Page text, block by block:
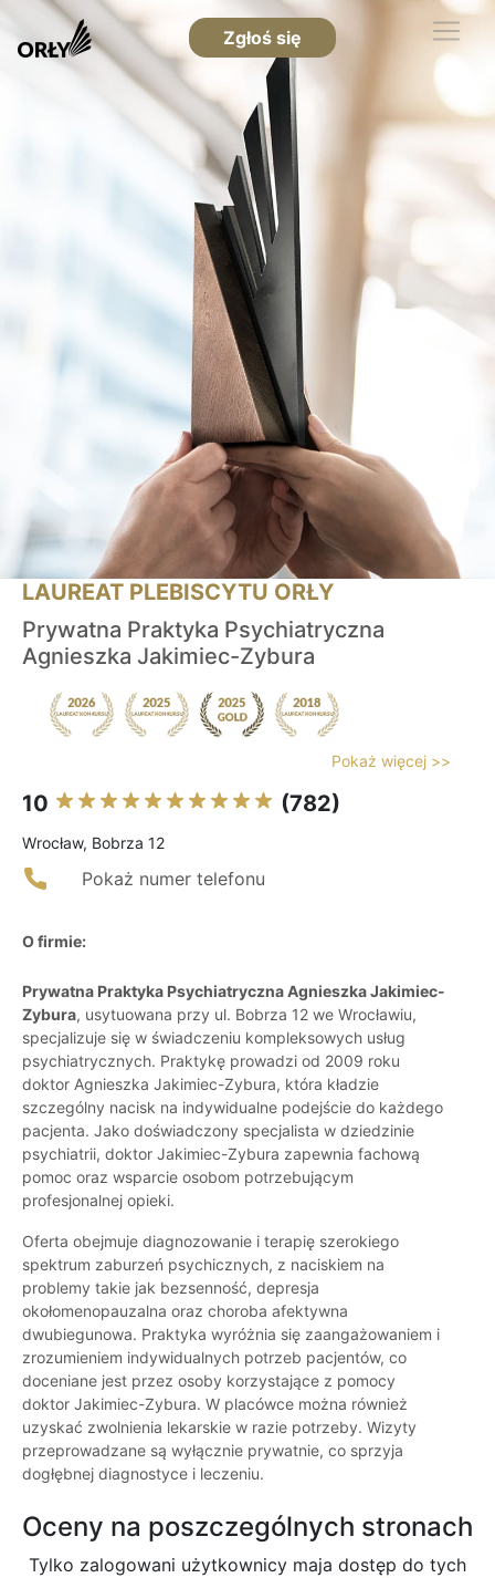
Zgłoś się
LAUREAT PLEBISCYTU ORŁY
Prywatna Praktyka Psychiatryczna
Agnieszka Jakimiec-Zybura
Pokaż więcej >>
10 (782)
Wrocław, Bobrza 12
Pokaż numer telefonu
O firmie:
Prywatna Praktyka Psychiatryczna Agnieszka Jakimiec-
Zybura, usytuowana przy ul. Bobrza 12 we Wrocławiu,
specjalizuje się w świadczeniu kompleksowych usług
psychiatrycznych. Praktykę prowadzi od 2009 roku
doktor Agnieszka Jakimiec-Zybura, która kładzie
szczególny nacisk na indywidualne podejście do każdego
pacjenta. Jako doświadczony specjalista w dziedzinie
psychiatrii, doktor Jakimiec-Zybura zapewnia fachową
pomoc oraz wsparcie osobom potrzebującym
profesjonalnej opieki.
Oferta obejmuje diagnozowanie i terapię szerokiego
spektrum zaburzeń psychicznych, z naciskiem na
problemy takie jak bezsenność, depresja
okołomenopauzalna oraz choroba afektywna
dwubiegunowa. Praktyka wyróżnia się zaangażowaniem i
zrozumieniem indywidualnych potrzeb pacjentów, co
doceniane jest przez osoby korzystające z pomocy
doktor Jakimiec-Zybura. W placówce można również
uzyskać zwolnienia lekarskie w razie potrzeby. Wizyty
przeprowadzane są wyłącznie prywatnie, co sprzyja
dogłębnej diagnostyce i leczeniu.
Oceny na poszczególnych stronach
Tylko zalogowani użytkownicy maja dostęp do tych